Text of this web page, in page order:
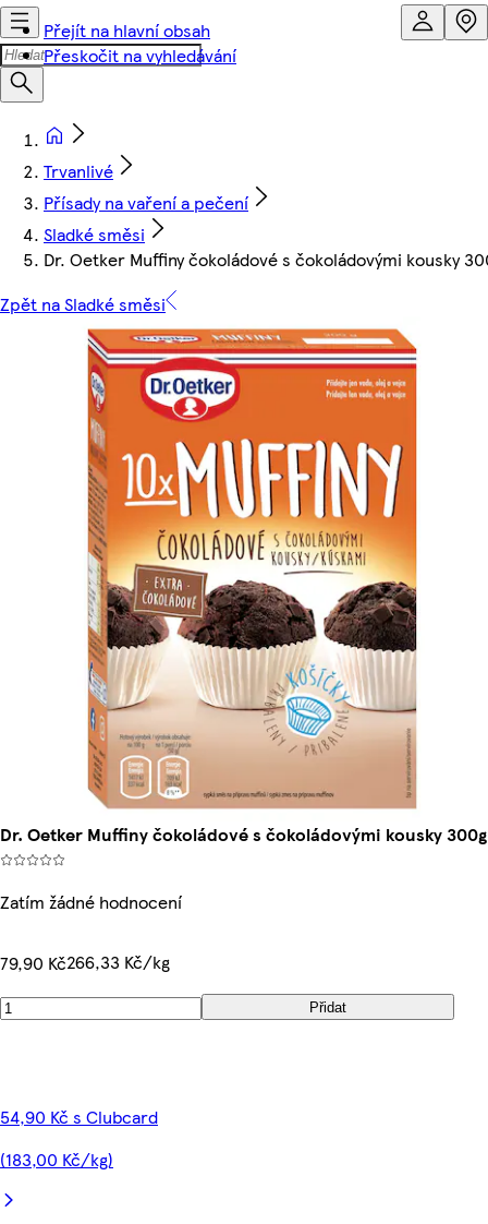
Přejít na hlavní obsah
Přeskočit na vyhledávání
Trvanlivé
Přísady na vaření a pečení
Sladké směsi
Dr. Oetker Muffiny čokoládové s čokoládovými kousky
Zpět na Sladké směsi
Dr. Oetker Muffiny čokoládové s čokoládovými kousky 300g
Zatím žádné hodnocení
79,90 Kč266,33 Kč/kg
Přidat
54,90 Kč s Clubcard
(183,00 Kč/kg)